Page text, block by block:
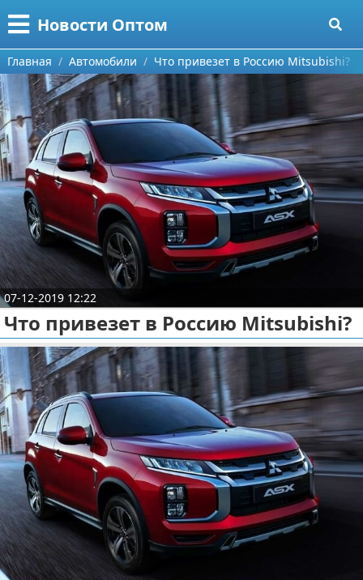
Новости Оптом
Меню
Главная
Категории
Информационные технологии
Автомобили
Знаменитости
Политика
Природа
Философия
Культура
Экономика
Разное
Поиск
О проекте
Контакты
Сотрудничество
Размещение рекламы
Для правообладателей
Условия предоставления информации
Отказ от ответственности
Главная Автомобили Что привезет в Россию Mitsubishi?
07-12-2019 12:22
Что привезет в Россию Mitsubishi?